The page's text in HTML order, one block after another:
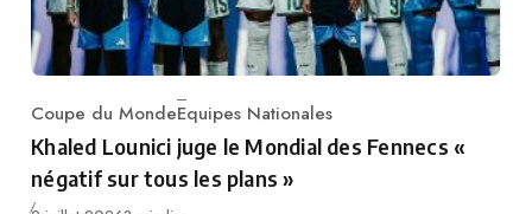
Category
Coupe du MondeEquipes Nationales
Khaled Lounici juge le Mondial des Fennecs «
négatif sur tous les plans »